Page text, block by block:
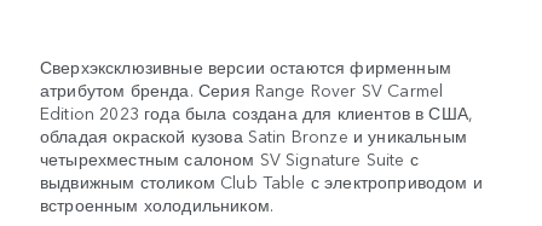
Сверхэксклюзивные версии остаются фирменным
атрибутом бренда. Серия Range Rover SV Carmel
Edition 2023 года была создана для клиентов в США,
обладая окраской кузова Satin Bronze и уникальным
четырехместным салоном SV Signature Suite с
выдвижным столиком Club Table с электроприводом и
встроенным холодильником.